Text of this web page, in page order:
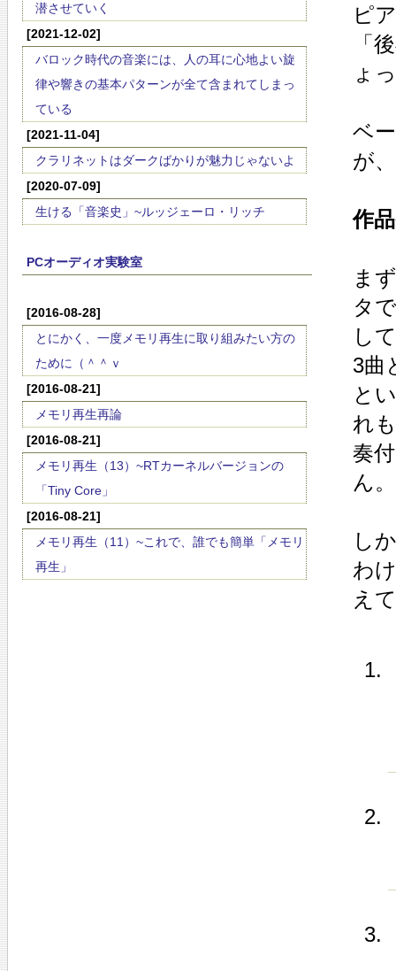
潜させていく
[2021-12-02]
バロック時代の音楽には、人の耳に心地よい旋
律や響きの基本パターンが全て含まれてしまっ
ている
[2021-11-04]
クラリネットはダークばかりが魅力じゃないよ
[2020-07-09]
生ける「音楽史」~ルッジェーロ・リッチ
PCオーディオ実験室
[2016-08-28]
とにかく、一度メモリ再生に取り組みたい方の
ために（＾＾ｖ
[2016-08-21]
メモリ再生再論
[2016-08-21]
メモリ再生（13）~RTカーネルバージョンの
「Tiny Core」
[2016-08-21]
メモリ再生（11）~これで、誰でも簡単「メモリ
再生」
ピ
「
ょ
ベ
が
作
ま
タ
し
3曲
と
れ
奏
ん。
し
わ
え